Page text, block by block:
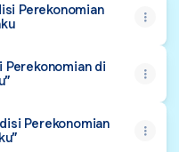
Perekonomian
Perekonomian di
Perekonomian